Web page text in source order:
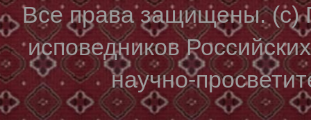
Все права защищены. (с)
исповедников
научно-